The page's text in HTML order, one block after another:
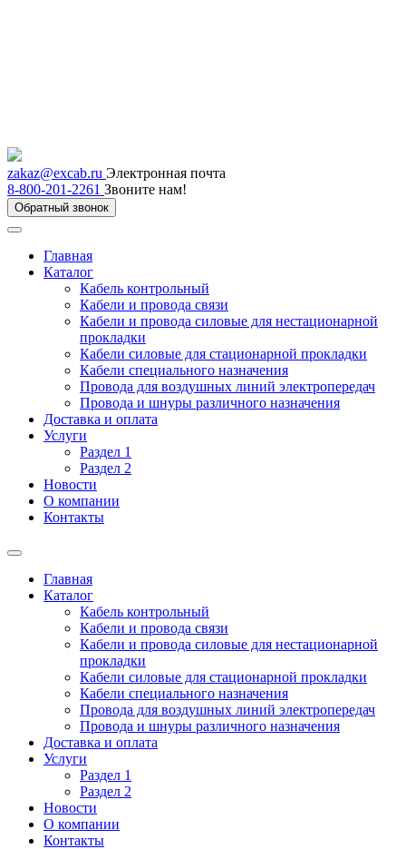
zakaz@excab.ru Электронная почта
8-800-201-2261 Звоните нам!
Обратный звонок
Главная
Каталог
Кабель контрольный
Кабели и провода связи
Кабели и провода силовые для нестационарной
прокладки
Кабели силовые для стационарной прокладки
Кабели специального назначения
Провода для воздушных линий электропередач
Провода и шнуры различного назначения
Доставка и оплата
Услуги
Раздел 1
Раздел 2
Новости
О компании
Контакты
Главная
Каталог
Кабель контрольный
Кабели и провода связи
Кабели и провода силовые для нестационарной
прокладки
Кабели силовые для стационарной прокладки
Кабели специального назначения
Провода для воздушных линий электропередач
Провода и шнуры различного назначения
Доставка и оплата
Услуги
Раздел 1
Раздел 2
Новости
О компании
Контакты